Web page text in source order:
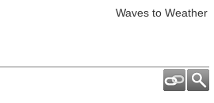
Waves to Weather